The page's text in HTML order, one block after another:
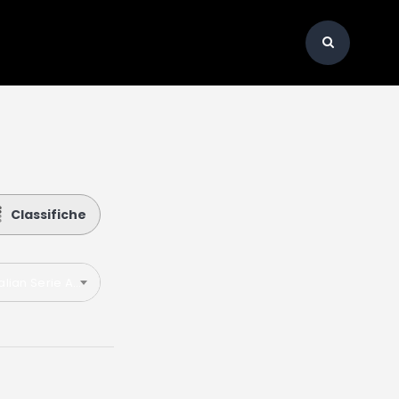
Classifiche
Italian Serie A 2019-2020